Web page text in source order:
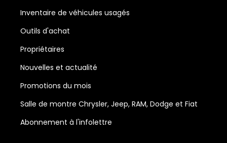
Inventaire de véhicules usagés
Outils d'achat
Propriétaires
Nouvelles et actualité
Promotions du mois
Salle de montre Chrysler, Jeep, RAM, Dodge et Fiat
Abonnement à l'infolettre